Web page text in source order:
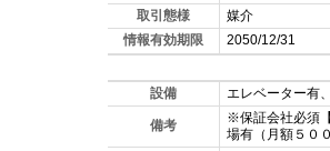
取引態様
媒介
情報有効期限
2050/12/31
設備 エレベーター有
備考
※保証会社必須
場有（月額５０